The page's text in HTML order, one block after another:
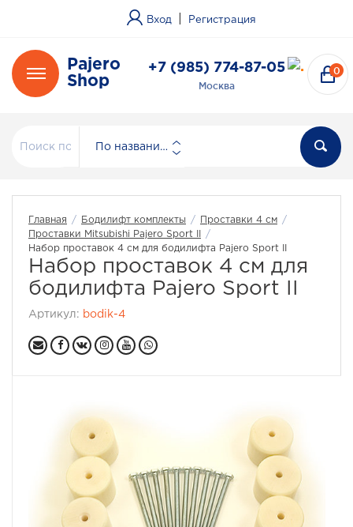
Вход Регистрация
Pajero
Shop
+7 (985) 774-87-05
Москва
0
По названию
Главная / Бодилифт комплекты / Проставки 4 см
/
Проставки Mitsubishi Pajero Sport II
/
Набор проставок 4 см для бодилифта Pajero Sport II
Набор проставок 4 см для
бодилифта Pajero Sport II
Артикул: bodik-4